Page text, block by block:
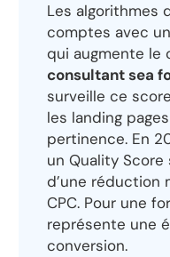
Les algorithmes
comptes avec
qui augmente le
consultant sea
surveille ce
les landing
pertinence. En
un Quality
d’une réduction
CPC. Pour une
représente une
conversion.